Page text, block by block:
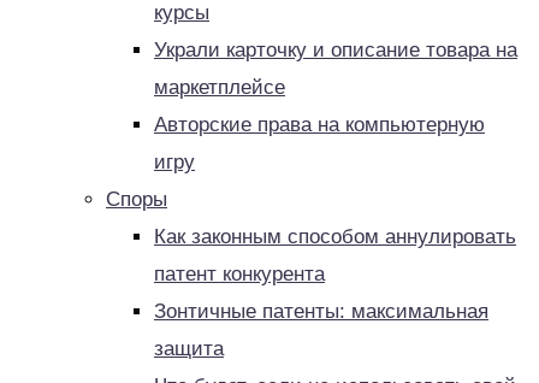
курсы
Украли карточку и описание товара на
маркетплейсе
Авторские права на компьютерную
игру
Споры
Как законным способом аннулировать
патент конкурента
Зонтичные патенты: максимальная
защита